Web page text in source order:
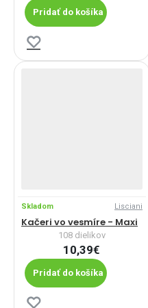
Pridať do košíka
Skladom Lisciani
Kačeri vo vesmíre - Maxi
108 dielikov
10,39€
Pridať do košíka